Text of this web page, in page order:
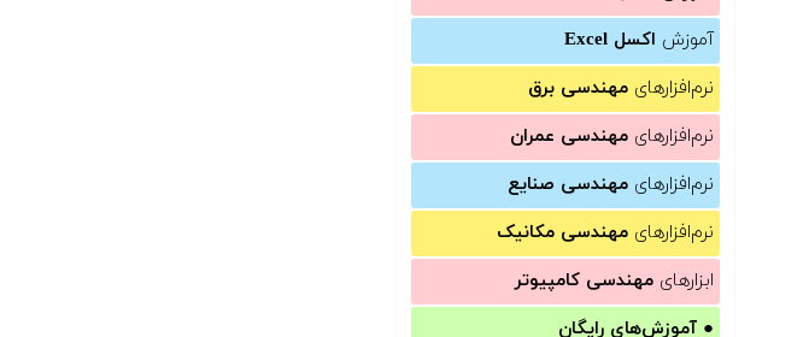
آموزش اکسل Excel
نرم‌افزارهای مهندسی برق
نرم‌افزارهای مهندسی عمران
نرم‌افزارهای مهندسی صنایع
نرم‌افزارهای مهندسی مکانیک
ابزارهای مهندسی کامپیوتر
● آموزش‌های رایگان